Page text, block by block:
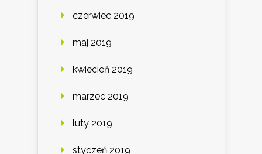
czerwiec 2019
maj 2019
kwiecień 2019
marzec 2019
luty 2019
styczeń 2019